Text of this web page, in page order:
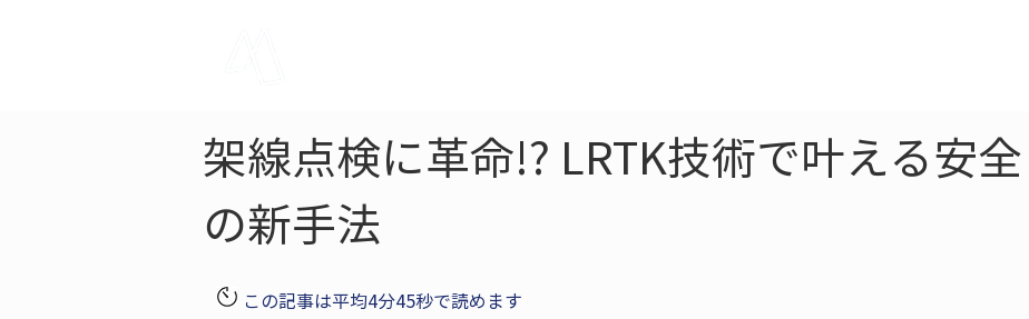
架線点検に革命!? LRTK技術で叶える安
の新手法
この記事は平均4分45秒で読めます